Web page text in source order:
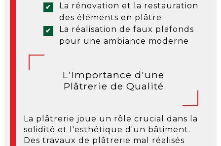
La rénovation et la restauration
des éléments en plâtre
La réalisation de faux plafonds
pour une ambiance moderne
L'Importance d'une
Plâtrerie de Qualité
La plâtrerie joue un rôle crucial dans la
solidité et l'esthétique d'un bâtiment.
Des travaux de plâtrerie mal réalisés